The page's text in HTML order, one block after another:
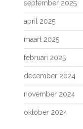
september 2025
april 2025
maart 2025
februari 2025
december 2024
november 2024
oktober 2024